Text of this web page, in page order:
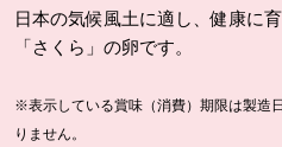
日本の気候風土に適し、健康に
「さくら」の卵です。
※表示している賞味（消費）期限は製造
りません。